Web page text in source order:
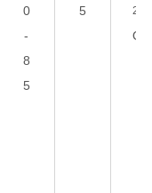
0
-
8
5
5
2
O